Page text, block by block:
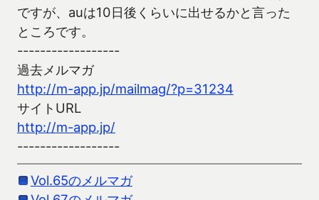
ですが、auは10日後くらいに出せるかと言った
ところです。
------------------
過去メルマガ
http://m-app.jp/mailmag/?p=31234
サイトURL
http://m-app.jp/
------------------
Vol.65のメルマガ